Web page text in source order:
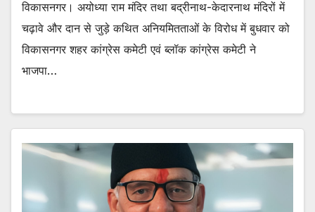
विकासनगर। अयोध्या राम मंदिर तथा बद्रीनाथ-केदारनाथ मंदिरों में
चढ़ावे और दान से जुड़े कथित अनियमितताओं के विरोध में बुधवार को
विकासनगर शहर कांग्रेस कमेटी एवं ब्लॉक कांग्रेस कमेटी ने
भाजपा…